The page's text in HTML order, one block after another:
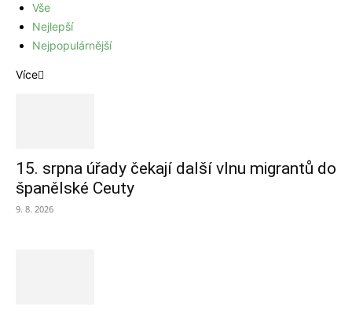
Vše
Nejlepší
Nejpopulárnější
Více
15. srpna úřady čekají další vlnu migrantů do
španělské Ceuty
9. 8. 2026